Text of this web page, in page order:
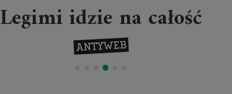
Legimi idzie na całość